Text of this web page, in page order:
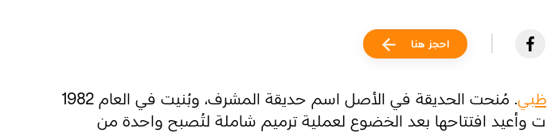
احجز هنا
. مُنحت الحديقة في الأصل اسم حديقة المشرف، وبُنيت في العام 1982
وأعيد افتتاحها بعد الخضوع لعملية ترميم شاملة لتُصبح واحدة من